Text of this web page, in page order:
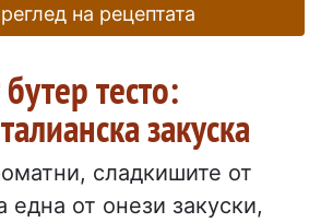
на рецептата
тесто:
закуска
сладкишите от
една от онези закуски,